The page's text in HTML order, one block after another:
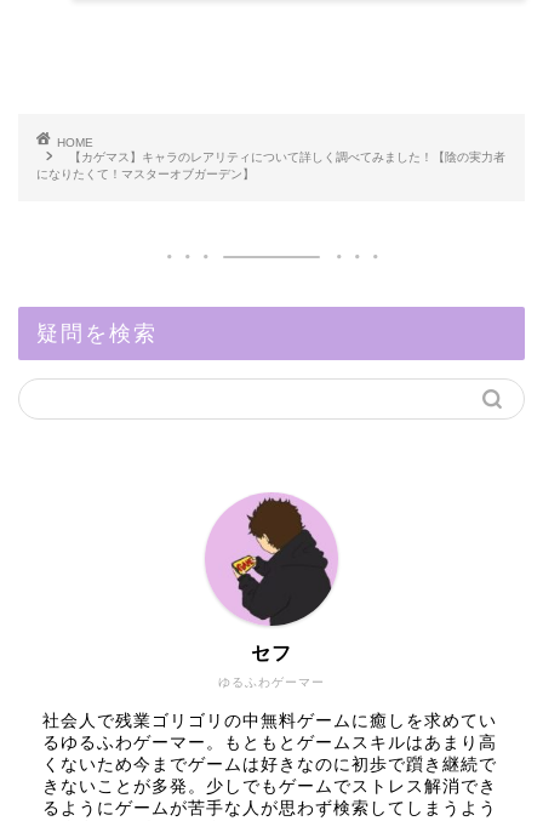
HOME
【カゲマス】キャラのレアリティについて詳しく調べてみました！【陰の実力者
になりたくて！マスターオブガーデン】
疑問を検索
ゆるふわゲーマー
セフ
社会人で残業ゴリゴリの中無料ゲームに癒しを求めてい
るゆるふわゲーマー。もともとゲームスキルはあまり高
くないため今までゲームは好きなのに初歩で躓き継続で
きないことが多発。少しでもゲームでストレス解消でき
るようにゲームが苦手な人が思わず検索してしまうよう